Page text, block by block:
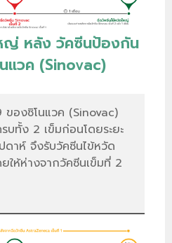
ญ่ หลัง วัคซีนป้องกัน
แวค (Sinovac)
ของซิโนแวค (Sinovac)
บทั้ง 2 เข็มก่อนโดยระยะ
าห์ จึงรับวัคซีนไข้หวัด
ห้ห่างจากวัคซีนเข็มที่ 2